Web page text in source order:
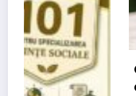
Cum
dispozitivele